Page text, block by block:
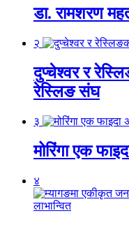
डा. रामशरण
२
दुप्चेश्वर र
रेस्लिङ संघ
३
मोरिंगा एक
४